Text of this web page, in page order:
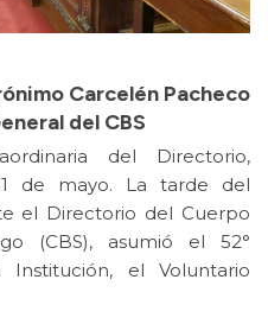
Carcelén Pacheco
del CBS
del Directorio,
de mayo. La tarde del
el Directorio del Cuerpo
(CBS), asumió el 52°
el Voluntario